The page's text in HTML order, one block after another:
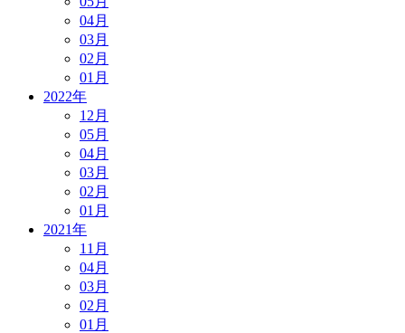
04月
03月
02月
01月
2022年
12月
05月
04月
03月
02月
01月
2021年
11月
04月
03月
02月
01月